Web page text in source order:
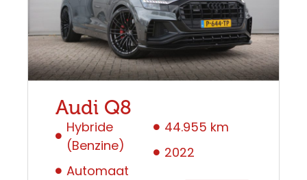
Audi Q8
Hybride
(Benzine)
Automaat
44.955 km
2022